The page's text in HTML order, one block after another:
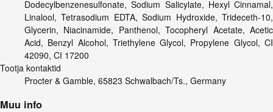
Dodecylbenzenesulfonate, Sodium Salicylate, Hexyl Cinnamal,
Linalool, Tetrasodium EDTA, Sodium Hydroxide, Trideceth-10,
Glycerin, Niacinamide, Panthenol, Tocopheryl Acetate, Acetic
Acid, Benzyl Alcohol, Triethylene Glycol, Propylene Glycol, CI
42090, CI 17200
Tootja kontaktid
Procter & Gamble, 65823 Schwalbach/Ts., Germany
Muu info